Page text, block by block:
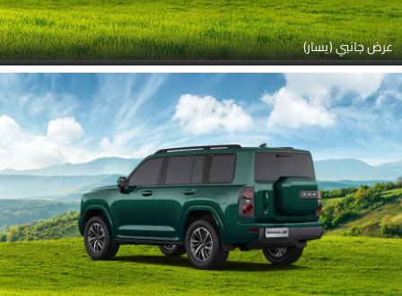
عرض جانبي (يسار)